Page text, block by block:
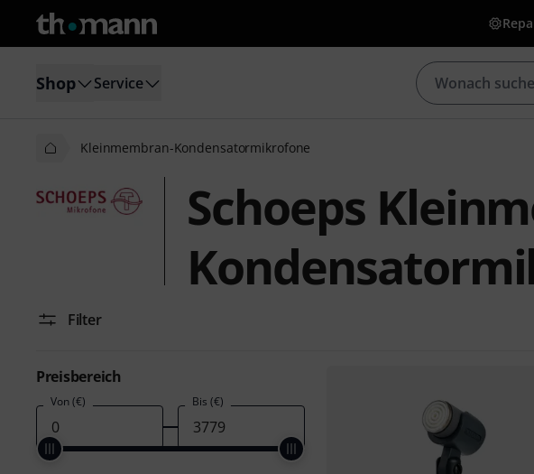
Shop Service
Kleinmembran-Kondensatormikrofone
Schoeps
Filter
Preisbereich
Von (€) Bis (€)